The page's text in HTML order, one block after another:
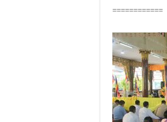
============